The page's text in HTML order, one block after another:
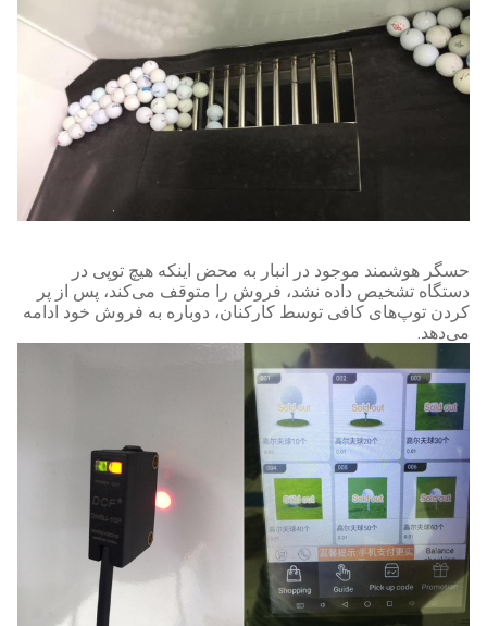
حسگر هوشمند موجود در انبار به محض اینکه هیچ توپی در
دستگاه تشخیص داده نشد، فروش را متوقف می‌کند، پس از پر
کردن توپ‌های کافی توسط کارکنان، دوباره به فروش خود ادامه
می‌دهد.